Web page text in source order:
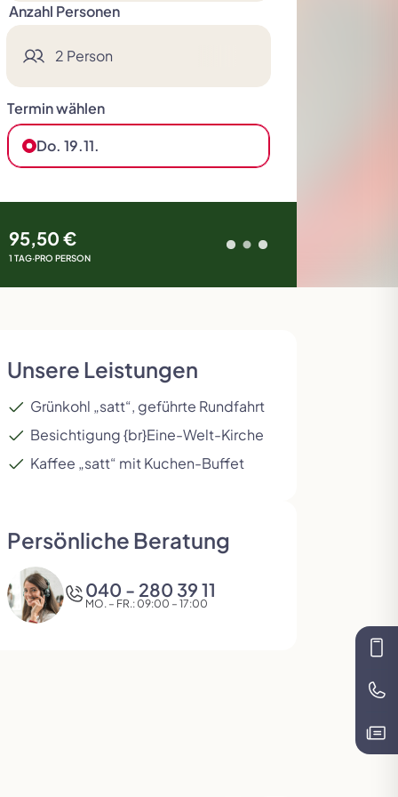
Skandinavien Slowakei
Deluxe Reisen Tour der Giganten
Anzahl Personen
2 Person
Termin wählen
Do. 19.11.
95,50 €
1 TAG·PRO PERSON
Unsere Leistungen
Grünkohl „satt“, geführte Rundfahrt
Besichtigung {br}Eine-Welt-Kirche
Kaffee „satt“ mit Kuchen-Buffet
Persönliche Beratung
040 - 280 39 11
MO. – FR.: 09:00 – 17:00